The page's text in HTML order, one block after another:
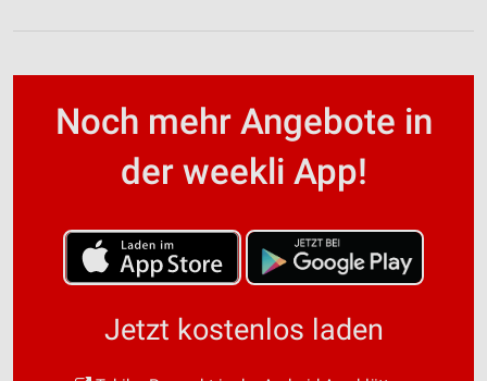
Noch mehr Angebote in
der weekli App!
Jetzt kostenlos laden